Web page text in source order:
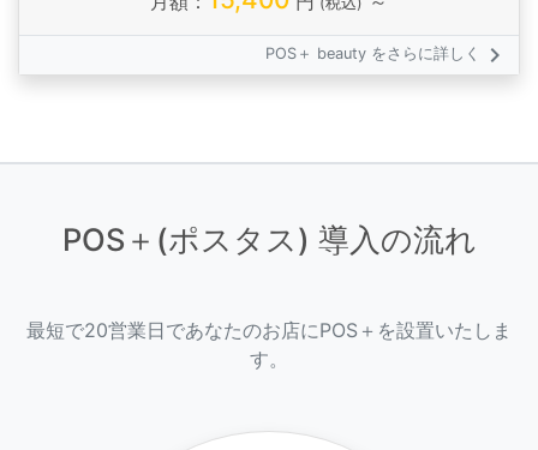
POS＋ beauty をさらに詳しく keyboard_arrow_right
POS＋(ポスタス) 導入の流れ
最短で20営業日であなたのお店にPOS＋を設置いたしま
す。